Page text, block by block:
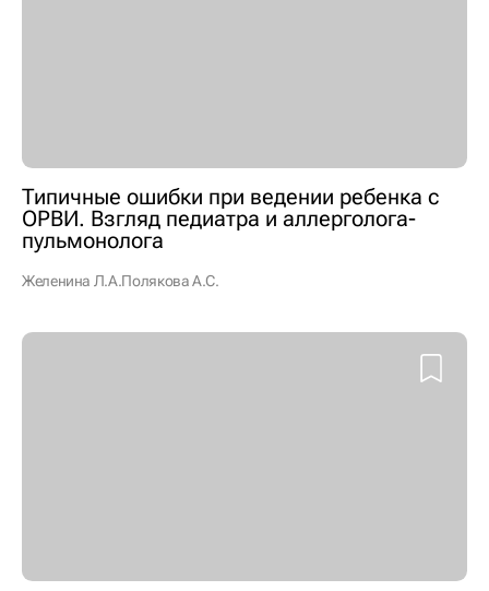
Типичные ошибки при ведении ребенка с
ОРВИ. Взгляд педиатра и аллерголога-
пульмонолога
Желенина Л.А.Полякова А.С.